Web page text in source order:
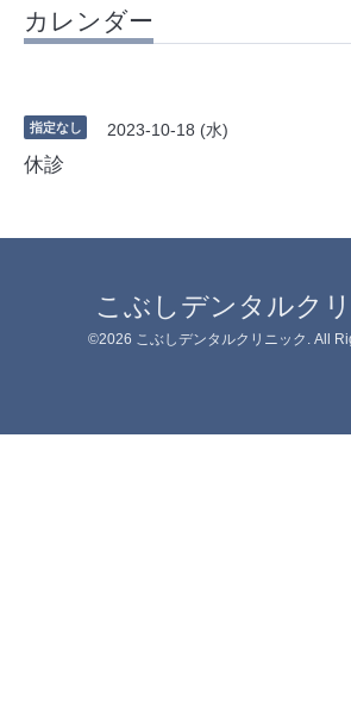
カレンダー
指定なし 2023-10-18 (水)
休診
こぶしデンタルク
©2026 こぶしデンタルクリニック . All